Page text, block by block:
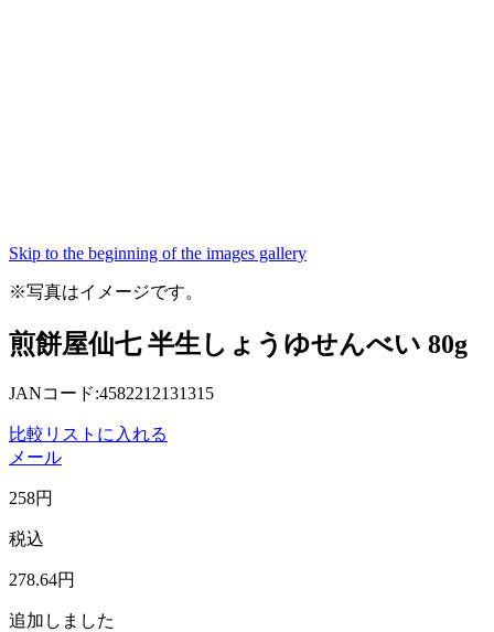
Skip to the beginning of the images gallery
※写真はイメージです。
煎餅屋仙七 半生しょうゆせんべい 80g
JANコード:4582212131315
比較リストに入れる
メール
258円
税込
278.64円
追加しました